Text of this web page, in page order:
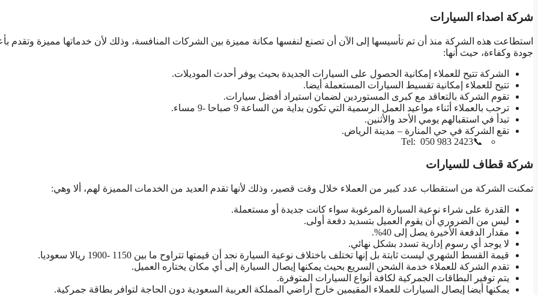
شركة اصداء السيارات
استطاعت هذه الشركة منذ أن تم تأسيسها إلى الآن أن تصنع لنفسها مكانة مميزة بين الشركات المنافسة، وذلك لأن خدماتها مميزة وتقدم
جودة وكفاءة، حيث أنها:
الشركة تتيح للعملاء إمكانية الحصول على السيارات الجديدة بحيث يوفر أحدث الموديلات.
تتيح للعملاء إمكانية تقسيط السيارات المستعملة أيضا.
تقوم الشركة بالتعاقد مع كبرى المستوردين لضمان استيراد أفضل سيارات.
ترحب بالعملاء أثناء مواعيد العمل الرسمية التي تكون بداية من الساعة 9 صباحا -9 مساء.
تبدأ في استقبالهم يومي الأحد والأثنين.
تقع الشركة في حي المنارة – مدينة الرياض.
📞Tel: 050 983 2423
شركة قطاف للسيارات
تمكنت الشركة من استقطاب عدد كبير من العملاء خلال وقت قصير، وذلك لأنها تقدم العديد من الخدمات المميزة لهم، ألا وهي:
القدرة على شراء نوعية السيارة المرغوبة سواء كانت جديدة أو مستعملة.
ليس من الضروري أن يقوم العميل بتسديد دفعة أولى.
مقدار الدفعة الأخيرة يصل إلى 40%.
لا يوجد أي رسوم إدارية تسدد بشكل نهائي.
قيمة القسط الشهري ليست ثابتة بل إنها تختلف باختلاف نوعية السيارة نجد أن قيمتها تتراوح ما بين 1150 -1900 ريالا سعوديا.
تقدم الشركة للعملاء خدمة الشحن السريع بحيث يمكنها إيصال السيارة إلى أي مكان يختاره العميل.
يتم توفير البطاقات الجمركية لكافة أنواع السيارات المتوفرة.
يمكنها أيضا إيصال السيارات للعملاء المقيمين خارج أراضي المملكة العربية السعودية دون الحاجة لتوافر بطاقة جمركية.